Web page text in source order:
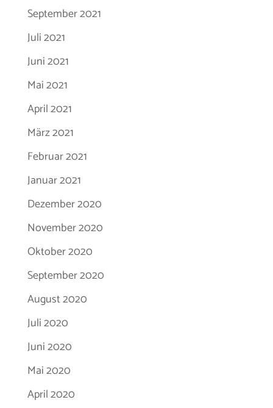
September 2021
Juli 2021
Juni 2021
Mai 2021
April 2021
März 2021
Februar 2021
Januar 2021
Dezember 2020
November 2020
Oktober 2020
September 2020
August 2020
Juli 2020
Juni 2020
Mai 2020
April 2020